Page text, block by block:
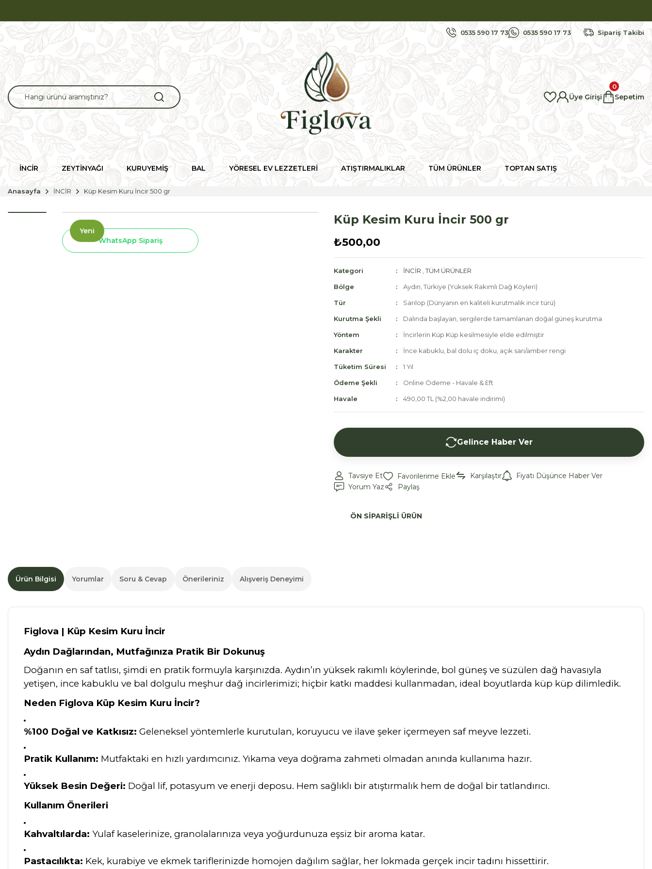
0535 590 17 73 0535 590 17 73 Sipariş Takibi
Üye Girişi Sepetim
0
İNCİR ZEYTİNYAĞI KURUYEMİŞ BAL YÖRESEL EV LEZZETLERİ ATIŞTIRMALIKLAR TÜM ÜRÜNLER TOPTAN SATIŞ
Anasayfa İNCİR Küp Kesim Kuru İncir 500 gr
Yeni
WhatsApp Sipariş
Küp Kesim Kuru İncir 500 gr
₺500,00
Kategori İNCİR ,TÜM ÜRÜNLER
Bölge Aydın, Türkiye (Yüksek Rakımlı Dağ Köyleri)
Tür Sarılop (Dünyanın en kaliteli kurutmalık incir türü)
Kurutma Şekli Dalında başlayan, sergilerde tamamlanan doğal güneş kurutma
Yöntem İncirlerin Küp Küp kesilmesiyle elde edilmiştir
Karakter İnce kabuklu, bal dolu iç doku, açık sarı/amber rengi
Tüketim Süresi 1 Yıl
Ödeme Şekli Online Ödeme - Havale & Eft
Havale 490,00 TL (%2,00 havale indirimi)
Gelince Haber Ver
Tavsiye Et Karşılaştır
Fiyatı Düşünce Haber Ver
Yorum Yaz
Paylaş
ÖN SIPARIŞLI ÜRÜN
Ürün Bilgisi Yorumlar Soru & Cevap Önerileriniz Alışveriş Deneyimi
Figlova | Küp Kesim Kuru İncir
Aydın Dağlarından, Mutfağınıza Pratik Bir Dokunuş
Doğanın en saf tatlısı, şimdi en pratik formuyla karşınızda. Aydın’ın yüksek rakımlı köylerinde, bol güneş ve süzülen dağ havasıyla
yetişen, ince kabuklu ve bal dolgulu meşhur dağ incirlerimizi; hiçbir katkı maddesi kullanmadan, ideal boyutlarda küp küp dilimledik.
Neden Figlova Küp Kesim Kuru İncir?
%100 Doğal ve Katkısız: Geleneksel yöntemlerle kurutulan, koruyucu ve ilave şeker içermeyen saf meyve lezzeti.
Pratik Kullanım: Mutfaktaki en hızlı yardımcınız. Yıkama veya doğrama zahmeti olmadan anında kullanıma hazır.
Yüksek Besin Değeri: Doğal lif, potasyum ve enerji deposu. Hem sağlıklı bir atıştırmalık hem de doğal bir tatlandırıcı.
Kullanım Önerileri
Kahvaltılarda: Yulaf kaselerinize, granolalarınıza veya yoğurdunuza eşsiz bir aroma katar.
Pastacılıkta: Kek, kurabiye ve ekmek tariflerinizde homojen dağılım sağlar, her lokmada gerçek incir tadını hissettirir.